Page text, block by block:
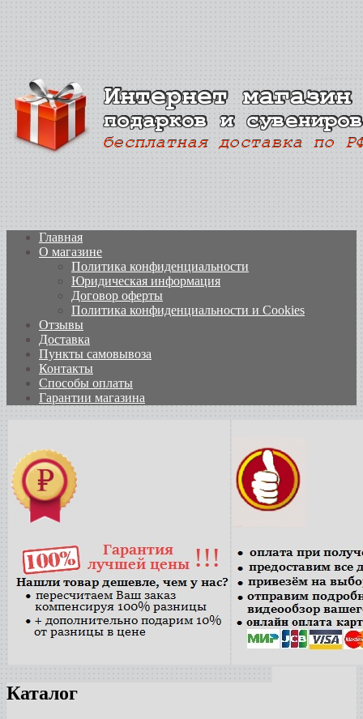
Главная
О магазине
Политика конфиденциальности
Юридическая информация
Договор оферты
Политика конфиденциальности и Cookies
Отзывы
Доставка
Пункты самовывоза
Контакты
Способы оплаты
Гарантии магазина
Каталог